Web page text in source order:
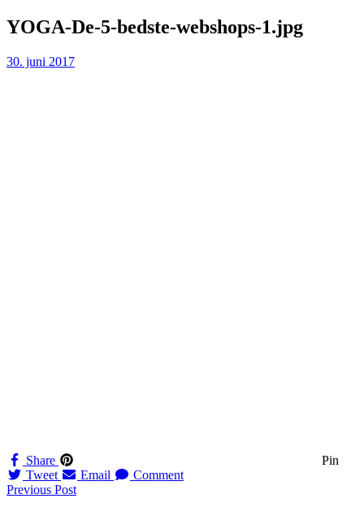
Skip
to
YOGA-De-5-bedste-webshops-1.jpg
30. juni 2017
Share
Pin
Tweet
Email Comment
Navigation
Previous Post